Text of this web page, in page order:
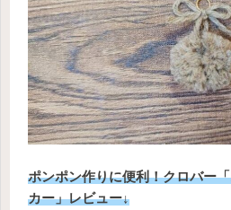
ポンポン作りに便利！クロバー
カー」レビュー↓